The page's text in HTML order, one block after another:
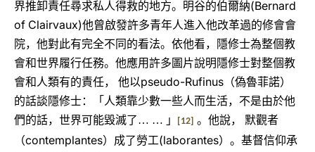
界推卸責任尋求私人得救的地方。明谷的伯爾納(Bernard
of Clairvaux)他曾啟發許多青年人進入他改革過的修會會
院，他對此有完全不同的看法。依他看，隱修士為整個教
會和世界履行任務。他應用許多圖片說明隱修士對整個教
會和人類有的責任，
他以pseudo-Rufinus （偽魯菲諾）
的話談隱修士：「人類靠少數一些人而生活，不是由於他
們的話，世界可能毀滅了… … 」 [12] 。他說，
默觀者
（contemplantes）成了勞工(laborantes）。基督信仰承